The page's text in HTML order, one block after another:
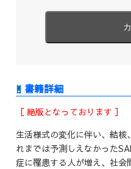
［ 絶版となっております ］
生活様式の変化に伴い、結
れまでは予測しえなかった
症に罹患する人が増え、社会